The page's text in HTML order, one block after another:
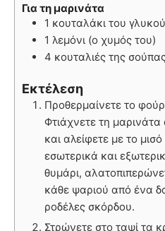
Για τη μαρινάτα
1 κουταλάκι του
1 λεμόνι (ο χυμός του)
4 κουταλιές της
Εκτέλεση
Προθερμαίνετε το
Φτιάχνετε τη
και αλείφετε με το
εσωτερικά και
θυμάρι,
κάθε ψαριού από ένα
ροδέλες σκόρδου.
Στρώνετε στο ταψί τα